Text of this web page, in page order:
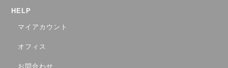
HELP
マイアカウント
オフィス
お問合わせ